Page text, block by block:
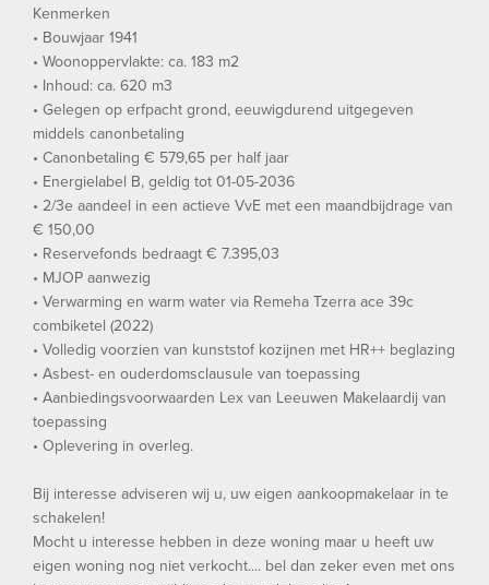
Kenmerken
• Bouwjaar 1941
• Woonoppervlakte: ca. 183 m2
• Inhoud: ca. 620 m3
• Gelegen op erfpacht grond, eeuwigdurend uitgegeven
middels canonbetaling
• Canonbetaling € 579,65 per half jaar
• Energielabel B, geldig tot 01-05-2036
• 2/3e aandeel in een actieve VvE met een maandbijdrage van
€ 150,00
• Reservefonds bedraagt € 7.395,03
• MJOP aanwezig
• Verwarming en warm water via Remeha Tzerra ace 39c
combiketel (2022)
• Volledig voorzien van kunststof kozijnen met HR++ beglazing
• Asbest- en ouderdomsclausule van toepassing
• Aanbiedingsvoorwaarden Lex van Leeuwen Makelaardij van
toepassing
• Oplevering in overleg.
Bij interesse adviseren wij u, uw eigen aankoopmakelaar in te
schakelen!
Mocht u interesse hebben in deze woning maar u heeft uw
eigen woning nog niet verkocht.... bel dan zeker even met ons